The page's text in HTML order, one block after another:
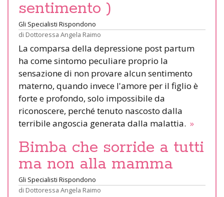
sentimento )
Gli Specialisti Rispondono
di Dottoressa Angela Raimo
La comparsa della depressione post partum
ha come sintomo peculiare proprio la
sensazione di non provare alcun sentimento
materno, quando invece l'amore per il figlio è
forte e profondo, solo impossibile da
riconoscere, perché tenuto nascosto dalla
terribile angoscia generata dalla malattia. »
Bimba che sorride a tutti
ma non alla mamma
Gli Specialisti Rispondono
di Dottoressa Angela Raimo